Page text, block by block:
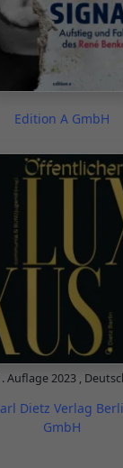
Edition A GmbH
Auflage2023 ,
Dietz Verlag
GmbH